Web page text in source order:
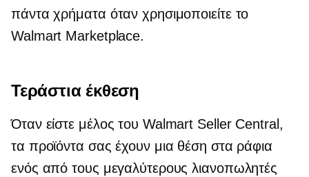
πάντα χρήματα όταν χρησιμοποιείτε το
Walmart Marketplace.
Τεράστια έκθεση
Όταν είστε μέλος του Walmart Seller Central,
τα προϊόντα σας έχουν μια θέση στα ράφια
ενός από τους μεγαλύτερους λιανοπωλητές